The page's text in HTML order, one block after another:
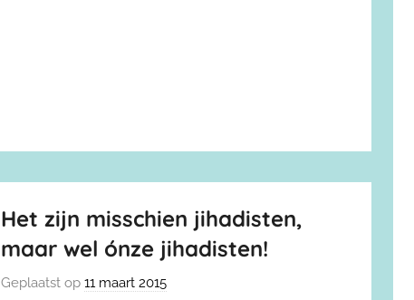
Het zijn misschien jihadisten,
maar wel ónze jihadisten!
Geplaatst op11 maart 2015